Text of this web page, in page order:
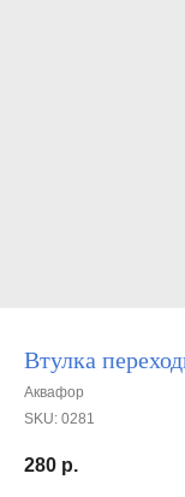
Втулка
Аквафор
SKU: 0281
280 р.